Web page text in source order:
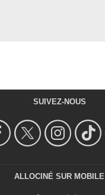
SUIVEZ-NOUS
ALLOCINÉ SUR MOBILE